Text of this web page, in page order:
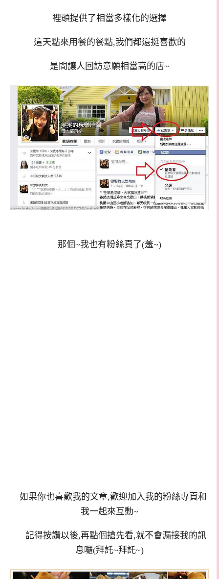
裡頭提供了相當多樣化的選擇
這天點來用餐的餐點,我們都還挺喜歡的
是間讓人回訪意願相當高的店~
那個~我也有粉絲頁了(羞~)
如果你也喜歡我的文章,歡迎加入我的粉絲專頁和
我一起來互動~
記得按讚以後,再點個搶先看,就不會漏接我的訊
息囉(拜託~拜託~)